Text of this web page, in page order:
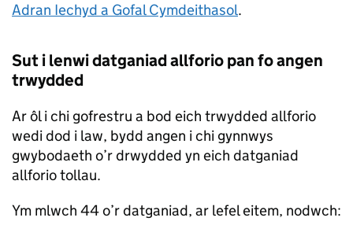
Adran Iechyd a Gofal Cymdeithasol.
Sut i lenwi datganiad allforio pan fo angen
trwydded
Ar ôl i chi gofrestru a bod eich trwydded allforio
wedi dod i law, bydd angen i chi gynnwys
gwybodaeth o’r drwydded yn eich datganiad
allforio tollau.
Ym mlwch 44 o’r datganiad, ar lefel eitem, nodwch: